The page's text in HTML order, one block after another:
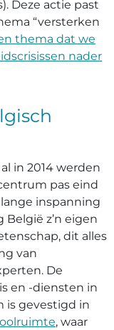
Deze actie past
“versterken
thema dat we
nader
in 2014 werden
pas eind
inspanning
z’n eigen
dit alles
van
De
en -diensten in
is gevestigd in
, waar